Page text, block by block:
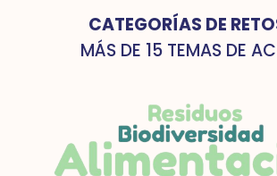
CATEGORÍAS DE
MÁS DE 15 TEMAS DE